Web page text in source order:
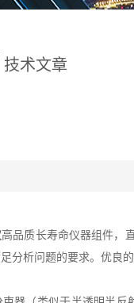
技术文章
高品质长寿命仪器组件，
分析问题的要求。优良